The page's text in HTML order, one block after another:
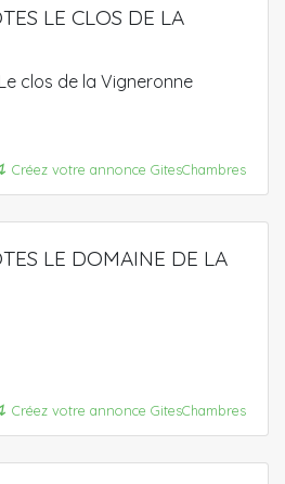
LE CLOS DE LA
clos de la Vigneronne
Créez votre annonce GitesChambres
LE DOMAINE DE LA
Créez votre annonce GitesChambres